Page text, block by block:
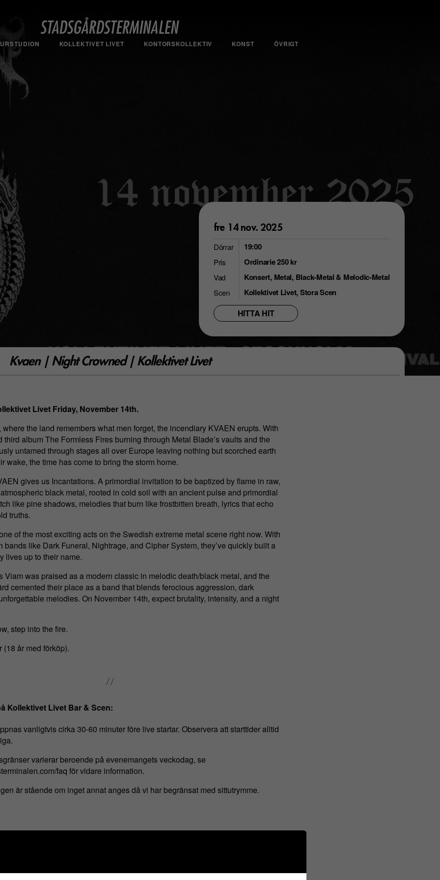
KOLLEKTIVET LIVET KONTORSKOLLEKTIV KONST ÖVRIGT
Kvaen | Night Crowned | Kollektivet Livet
fre 14 nov. 2025
Dörrar 19:00
Pris Ordinarie 250 kr
Vad Konsert, Metal, Black-Metal & Melodic-Metal
Scen Kollektivet Livet, Stora Scen
HITTA HIT
Livet Friday, November 14th.
where the land remembers what men forget, the incendiary KVAEN erupts. With
album The Formless Fires burning through Metal Blade’s vaults and the
untamed through stages all over Europe leaving nothing but scorched earth
wake, the time has come to bring the storm home.
gives us Incantations. A primordial invitation to be baptized by flame in raw,
black metal, rooted in cold soil with an ancient pulse and primordial
like pine shadows, melodies that burn like frostbitten breath, lyrics that echo
truths.
of the most exciting acts on the Swedish extreme metal scene right now. With
bands like Dark Funeral, Nightrage, and Cipher System, they’ve quickly built a
lives up to their name.
Viam was praised as a modern classic in melodic death/black metal, and the
cemented their place as a band that blends ferocious aggression, dark
melodies. On November 14th, expect brutality, intensity, and a night
step into the fire.
år med förköp).
Kollektivet Livet Bar & Scen:
vanligtvis cirka 30-60 minuter före live startar. Observera att starttider alltid
varierar beroende på evenemangets veckodag, se
faq för vidare information.
är stående om inget annat anges då vi har begränsat med sittutrymme.